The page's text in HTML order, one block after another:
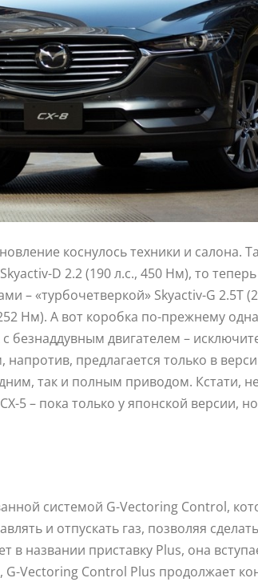
коснулось техники и салона.
D 2.2 (190 л.с., 450 Нм), то
– «турбочетверкой» Skyactiv-G 2.5T
Нм). А вот коробка по-прежнему
безнаддувным двигателем –
предлагается только в
так и полным приводом. Кстати,
5 – пока только у японской версии,
системой G-Vectoring Control,
и отпускать газ, позволяя
в названии приставку Plus, она
G-Vectoring Control Plus продолжает